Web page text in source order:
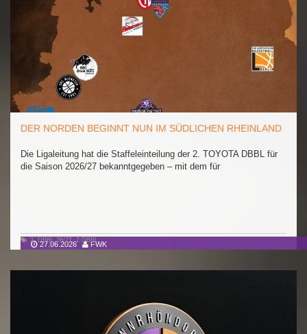
27.06.2026 FWK
DER NORDEN BEGINNT NUN IM SÜDLICHEN RHEINLAND
Die Ligaleitung hat die Staffeleinteilung der 2. TOYOTA DBBL für
die Saison 2026/27 bekanntgegeben – mit dem für
2. DBBL 26/27,2.DBBL